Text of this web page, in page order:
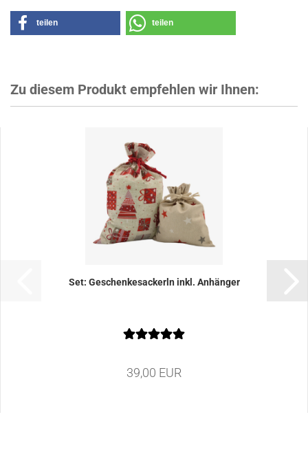
teilen teilen
Zu diesem Produkt empfehlen wir Ihnen:
Set: Geschenkesackerln inkl. Anhänger
39,00 EUR